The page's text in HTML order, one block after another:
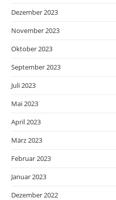
Dezember 2023
November 2023
Oktober 2023
September 2023
Juli 2023
Mai 2023
April 2023
März 2023
Februar 2023
Januar 2023
Dezember 2022